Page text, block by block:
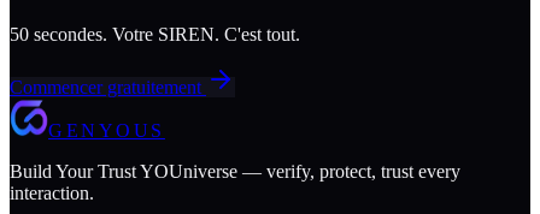
50 secondes. Votre SIREN. C'est tout.
Commencer gratuitement
GENYOUS
Build Your Trust YOUniverse — verify, protect, trust every
interaction.